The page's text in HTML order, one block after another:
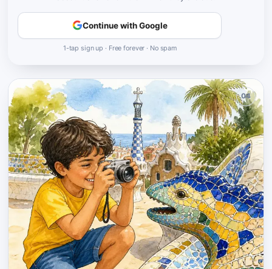
Continue with Google
1-tap sign up · Free forever · No spam